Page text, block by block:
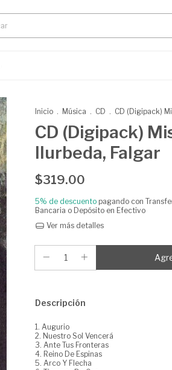
Inicio . Música . CD . CD (Digipack)
CD (Digipack)
Ilurbeda, Falgar
$319.00
5% de descuento pagando con
Bancaria o Depósito en Efectivo
Ver más detalles
Descripción
1. Augurio
2. Nuestro Sol Vencerá
3. Ante Tus Fronteras
4. Reino De Espinas
5. Arco Y Flecha